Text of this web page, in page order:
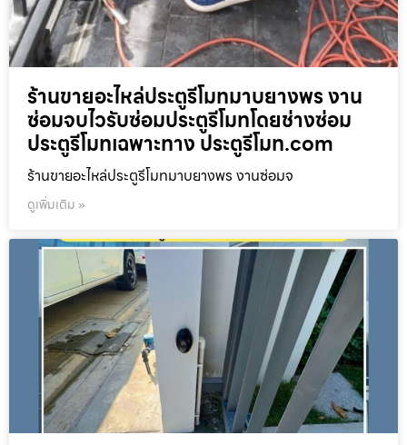
ร้านขายอะไหล่ประตูรีโมทมาบยางพร งาน
ซ่อมจบไวรับซ่อมประตูรีโมทโดยช่างซ่อม
ประตูรีโมทเฉพาะทาง ประตูรีโมท.com
ร้านขายอะไหล่ประตูรีโมทมาบยางพร งานซ่อมจ
ดูเพิ่มเติม »